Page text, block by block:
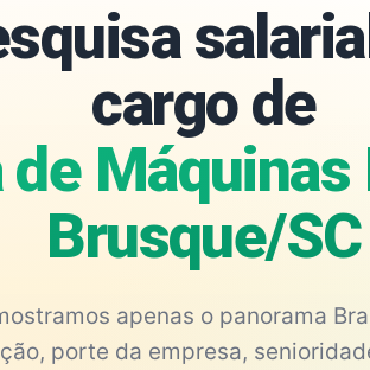
cargo de
Brusque/SC
apenas o panorama
porte da empresa,